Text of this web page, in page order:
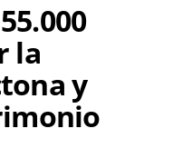
la
y